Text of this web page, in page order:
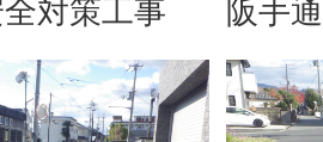
対策工事 阪手